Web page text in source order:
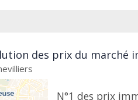
des prix du marché
N°1 des prix